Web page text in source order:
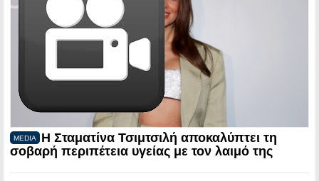
MEDIA
Η Σταματίνα Τσιμτσιλή αποκαλύπτει τη
σοβαρή περιπέτεια υγείας με τον λαιμό της